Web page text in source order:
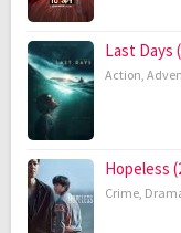
Last Days
Action,
Hopeless
Crime,